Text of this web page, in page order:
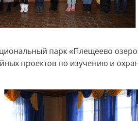
парк «Плещеево
проектов по изучению и